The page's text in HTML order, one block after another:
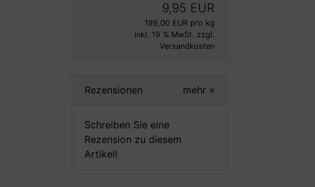
9,95 EUR
199,00 EUR pro kg
inkl. 19 % MwSt. zzgl.
Versandkosten
Rezensionen mehr »
Schreiben Sie eine
Rezension zu diesem
Artikel!